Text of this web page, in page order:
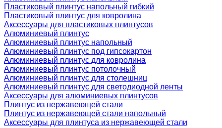
Пластиковый плинтус напольный гибкий
Пластиковый плинтус для ковролина
Аксессуары для пластиковых плинтусов
Алюминиевый плинтус
Алюминиевый плинтус напольный
Алюминиевый плинтус под гипсокартон
Алюминиевый плинтус для ковролина
Алюминиевый плинтус потолочный
Алюминиевый плинтус для столешниц
Алюминиевый плинтус для светодиодной ленты
Аксессуары для алюминиевых плинтусов
Плинтус из нержавеющей стали
Плинтус из нержавеющей стали напольный
Аксессуары для плинтуса из нержавеющей стали